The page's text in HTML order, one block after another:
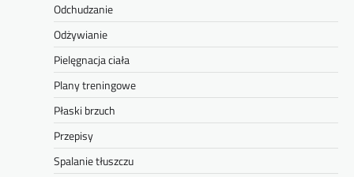
Odchudzanie
Odżywianie
Pielęgnacja ciała
Plany treningowe
Płaski brzuch
Przepisy
Spalanie tłuszczu